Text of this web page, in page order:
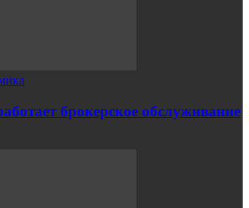
брокерское обслуживание